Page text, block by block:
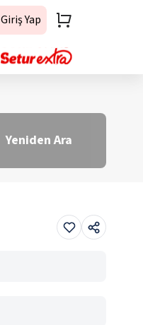
Giriş Yap
Yeniden Ara